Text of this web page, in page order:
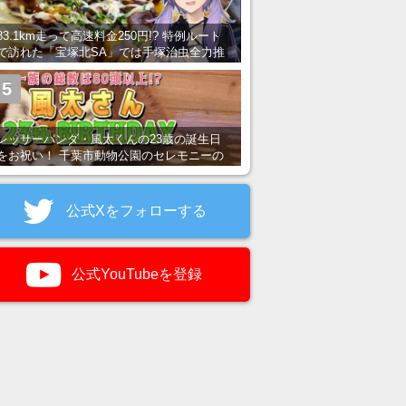
走って高速料金250円!? 特例ルート
訪れた「宝塚北SA」では手塚治虫全力推
＆関西グルメが楽しめる！
ッサーパンダ・風太くんの23歳の誕生日
お祝い！ 千葉市動物公園のセレモニーの
5
公式Xをフォローする
公式YouTubeを登録